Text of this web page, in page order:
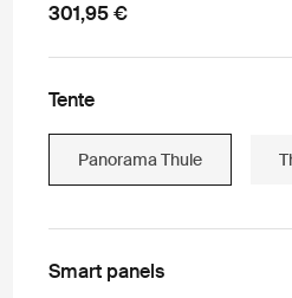
301,95 €
Tente
Panorama Thule
Smart panels